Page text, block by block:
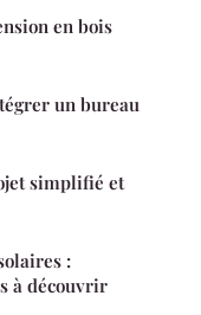
en bois
un bureau
simplifié et
:
à découvrir